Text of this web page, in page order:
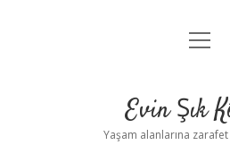
Anasayfa
Yasal
Evin Şık
Yaşam alanlarına